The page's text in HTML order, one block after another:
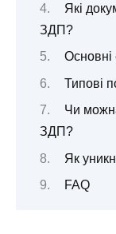
Які
ЗДП?
Типові
Чи
ЗДП?
Як
FAQ